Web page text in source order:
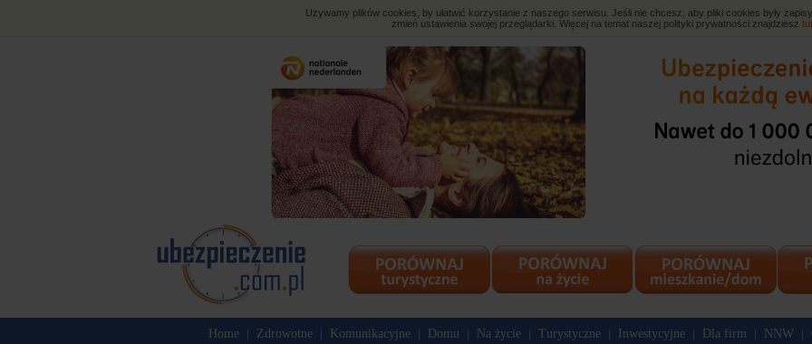
Używamy plików cookies, by ułatwić korzystanie z naszego serwisu. Jeśli nie chcesz, aby pliki cookies były
zmień ustawienia swojej przeglądarki. Więcej na temat naszej polityki prywatności znajdziesz
Home Zdrowotne Komunikacyjne Domu Na życie Turystyczne Inwestycyjne Dla firm NNW